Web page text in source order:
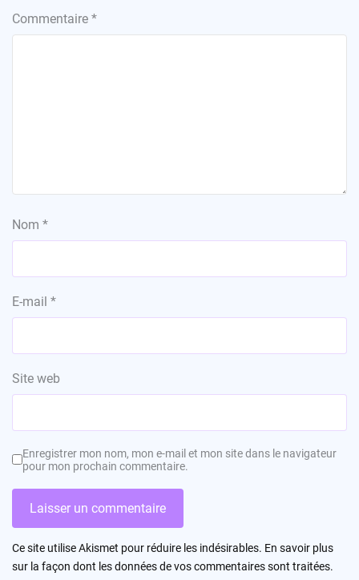
Commentaire *
Nom *
E-mail *
Site web
Enregistrer mon nom, mon e-mail et mon site dans le navigateur
pour mon prochain commentaire.
Ce site utilise Akismet pour réduire les indésirables. En savoir plus
sur la façon dont les données de vos commentaires sont traitées.